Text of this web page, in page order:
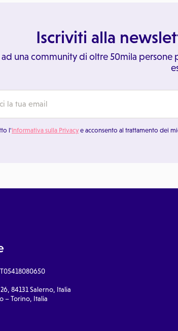
Iscriviti alla
ad una community di oltre 50mila persone
l'Informativa sulla Privacy e acconsento al trattamento dei
84131 Salerno, Italia
– Torino, Italia